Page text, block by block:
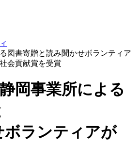
図書寄贈と読み聞かせボランティア
会貢献賞を受賞
静岡事業所による
ボランティアが